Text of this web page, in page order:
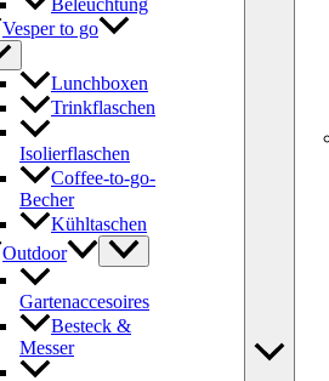
Beleuchtung
Vesper to go
Lunchboxen
Trinkflaschen
Isolierflaschen
Coffee-to-go-
Becher
Kühltaschen
Outdoor
Gartenaccesoires
Besteck &
Messer